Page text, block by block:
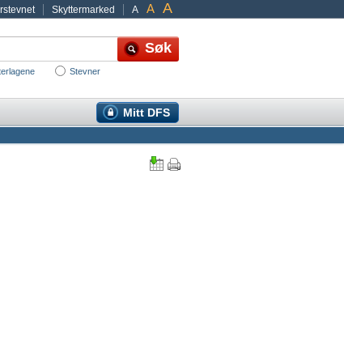
A A A
Skyttermarked
Stevner
Mitt DFS